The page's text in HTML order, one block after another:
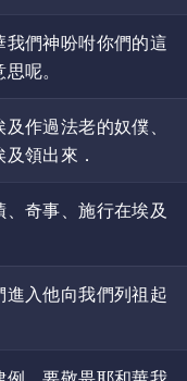
們神吩咐你們的這
呢。
作過法老的奴僕、
領出來．
奇事、施行在埃及
入他向我們列祖起